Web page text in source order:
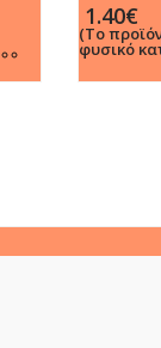
1.40€
(Το
φυσικό